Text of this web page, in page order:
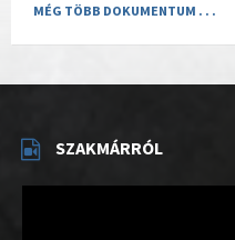
MÉG TÖBB DOKUMENTUM . . .
SZAKMÁRRÓL